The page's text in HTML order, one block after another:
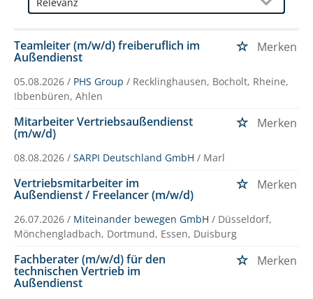
Teamleiter (m/w/d) freiberuflich im
Außendienst
Merken
05.08.2026 / PHS Group / Recklinghausen, Bocholt, Rheine,
Ibbenbüren, Ahlen
Mitarbeiter Vertriebsaußendienst
(m/w/d)
Merken
08.08.2026 / SARPI Deutschland GmbH / Marl
Vertriebsmitarbeiter im
Außendienst / Freelancer (m/w/d)
Merken
26.07.2026 / Miteinander bewegen GmbH / Düsseldorf,
Mönchengladbach, Dortmund, Essen, Duisburg
Fachberater (m/w/d) für den
technischen Vertrieb im
Außendienst
Merken